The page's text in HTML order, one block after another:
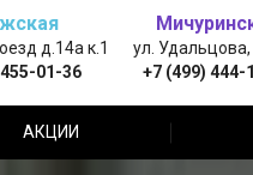
д.14а к.1
01-36
ул. Удальцова,
+7 (499) 444-
АКЦИИ